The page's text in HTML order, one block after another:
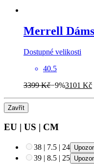
Merrell
Dostupné velikosti
40.5
3399 Kč−9%3101 Kč
Zavřít
EU | US | CM
38 | 7.5 | 24
39 | 8.5 | 25